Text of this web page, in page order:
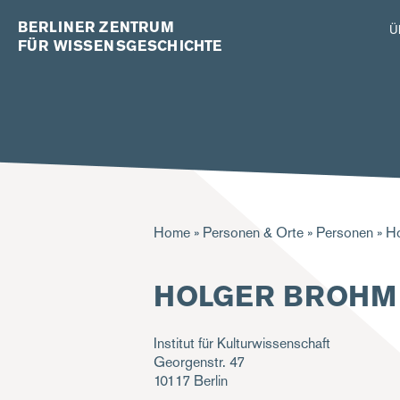
BERLINER ZENTRUM
FÜR WISSENSGESCHICHTE
Pfadnavigation
Home Personen & Orte Personen
HOLGER BROHM
Institut für Kulturwissenschaft
Georgenstr. 47
10117 Berlin